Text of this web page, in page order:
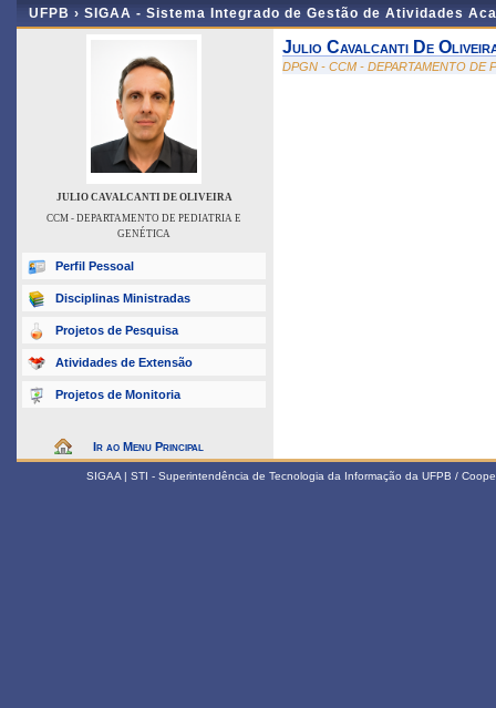
UFPB › SIGAA - Sistema Integrado de Gestão de Atividades
JULIO CAVALCANTI DE OLIVEIRA
CCM - DEPARTAMENTO DE PEDIATRIA E
GENÉTICA
Perfil Pessoal
Disciplinas Ministradas
Projetos de Pesquisa
Atividades de Extensão
Projetos de Monitoria
Ir ao Menu Principal
Julio Cavalcanti De
DPGN - CCM - DEPARTAMENTO DE
SIGAA | STI - Superintendência de Tecnologia da Informação da UFPB /